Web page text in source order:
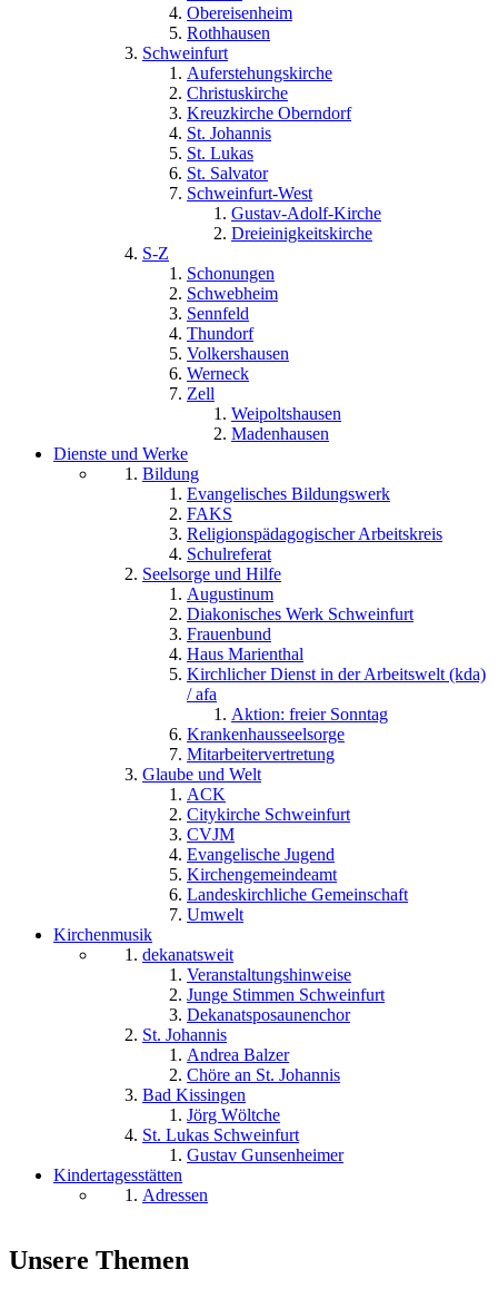
Obereisenheim
Rothhausen
Schweinfurt
Auferstehungskirche
Christuskirche
Kreuzkirche Oberndorf
St. Johannis
St. Lukas
St. Salvator
Schweinfurt-West
Gustav-Adolf-Kirche
Dreieinigkeitskirche
S-Z
Schonungen
Schwebheim
Sennfeld
Thundorf
Volkershausen
Werneck
Zell
Weipoltshausen
Madenhausen
Dienste und Werke
Bildung
Evangelisches Bildungswerk
FAKS
Religionspädagogischer Arbeitskreis
Schulreferat
Seelsorge und Hilfe
Augustinum
Diakonisches Werk Schweinfurt
Frauenbund
Haus Marienthal
Kirchlicher Dienst in der Arbeitswelt (kda)
/ afa
Aktion: freier Sonntag
Krankenhausseelsorge
Mitarbeitervertretung
Glaube und Welt
ACK
Citykirche Schweinfurt
CVJM
Evangelische Jugend
Kirchengemeindeamt
Landeskirchliche Gemeinschaft
Umwelt
Kirchenmusik
dekanatsweit
Veranstaltungshinweise
Junge Stimmen Schweinfurt
Dekanatsposaunenchor
St. Johannis
Andrea Balzer
Chöre an St. Johannis
Bad Kissingen
Jörg Wöltche
St. Lukas Schweinfurt
Gustav Gunsenheimer
Kindertagesstätten
Adressen
Unsere Themen